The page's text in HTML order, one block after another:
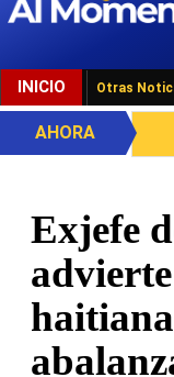
INICIO Otras
AHORA
Exjefe